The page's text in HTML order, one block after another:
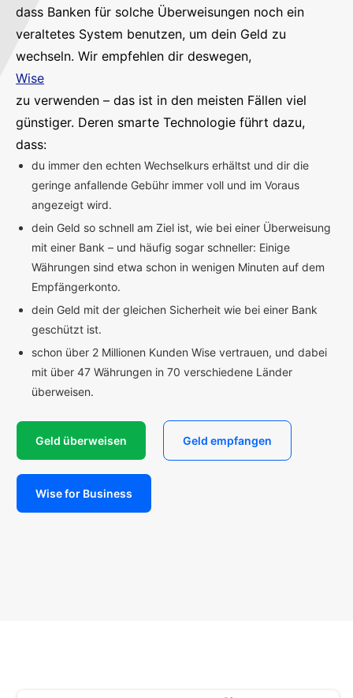
dass Banken für solche Überweisungen noch ein
veraltetes System benutzen, um dein Geld zu
wechseln. Wir empfehlen dir deswegen,
Wise
zu verwenden – das ist in den meisten Fällen viel
günstiger. Deren smarte Technologie führt dazu,
dass:
du immer den echten Wechselkurs erhältst und dir die
geringe anfallende Gebühr immer voll und im Voraus
angezeigt wird.
dein Geld so schnell am Ziel ist, wie bei einer Überweisung
mit einer Bank – und häufig sogar schneller: Einige
Währungen sind etwa schon in wenigen Minuten auf dem
Empfängerkonto.
dein Geld mit der gleichen Sicherheit wie bei einer Bank
geschützt ist.
schon über 2 Millionen Kunden Wise vertrauen, und dabei
mit über 47 Währungen in 70 verschiedene Länder
überweisen.
Geld überweisen Geld empfangen
Wise for Business